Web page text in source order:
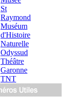
St
Raymond
Muséum
d'Histoire
Naturelle
Odyssud
Théâtre
Garonne
TNT